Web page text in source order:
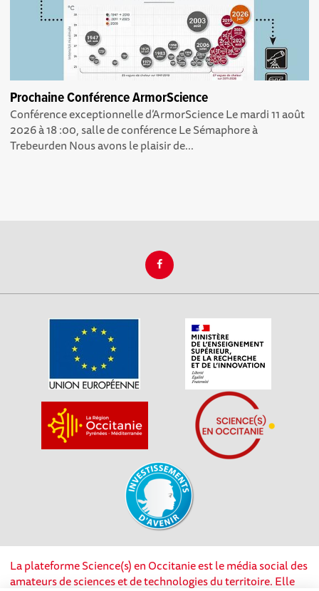
Prochaine Conférence ArmorScience
Conférence exceptionnelle d’ArmorScience Le mardi 11 août
2026 à 18 :00, salle de conférence Le Sémaphore à
Trebeurden Nous avons le plaisir de...
La plateforme Science(s) en Occitanie est le média social des
amateurs de sciences et de technologies du territoire. Elle